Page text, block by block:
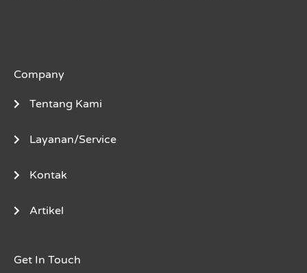
Company
Tentang Kami
Layanan/Service
Kontak
Artikel
Get In Touch